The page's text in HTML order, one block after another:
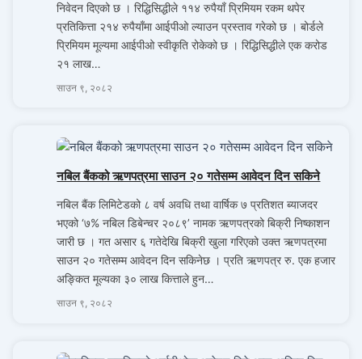
निवेदन दिएको छ । रिद्धिसिद्धीले ११४ रुपैयाँ प्रिमियम रकम थपेर
प्रतिकित्ता २१४ रुपैयाँमा आईपीओ ल्याउन प्रस्ताव गरेको छ । बोर्डले
प्रिमियम मूल्यमा आईपीओ स्वीकृति रोकेको छ । रिद्धिसिद्धीले एक करोड
२१ लाख…
साउन ९, २०८२
नबिल बैंकको ऋणपत्रमा साउन २० गतेसम्म आवेदन दिन सकिने
नबिल बैंक लिमिटेडको ८ वर्ष अवधि तथा वार्षिक ७ प्रतिशत ब्याजदर
भएको ‘७% नबिल डिबेन्चर २०८९’ नामक ऋणपत्रको बिक्री निष्काशन
जारी छ । गत असार ६ गतेदेखि बिक्री खुला गरिएको उक्त ऋणपत्रमा
साउन २० गतेसम्म आवेदन दिन सकिनेछ । प्रति ऋणपत्र रु. एक हजार
अङ्कित मूल्यका ३० लाख कित्ताले हुन…
साउन ९, २०८२